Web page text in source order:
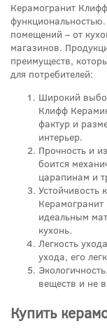
Керамогранит
помещений – от
магазинов.
преимуществ,
для потребителей:
Широкий
Клифф
фактур и
интерьер.
Прочность и
боится
царапинам и
Устойчивость
Керамогранит
идеальным
кухонь.
Легкость
ухода, его
веществ и не
Купить